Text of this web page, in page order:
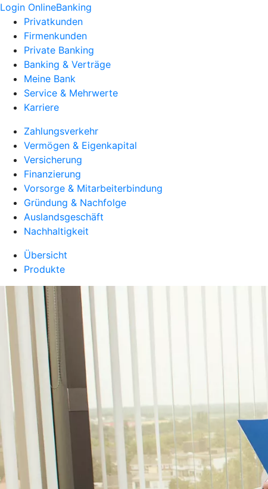
Login OnlineBanking
Privatkunden
Firmenkunden
Private Banking
Banking & Verträge
Meine Bank
Service & Mehrwerte
Karriere
Zahlungsverkehr
Vermögen & Eigenkapital
Versicherung
Finanzierung
Vorsorge & Mitarbeiterbindung
Gründung & Nachfolge
Auslandsgeschäft
Nachhaltigkeit
Übersicht
Produkte